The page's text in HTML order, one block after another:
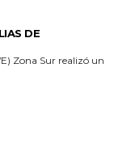
DE
Zona Sur realizó un